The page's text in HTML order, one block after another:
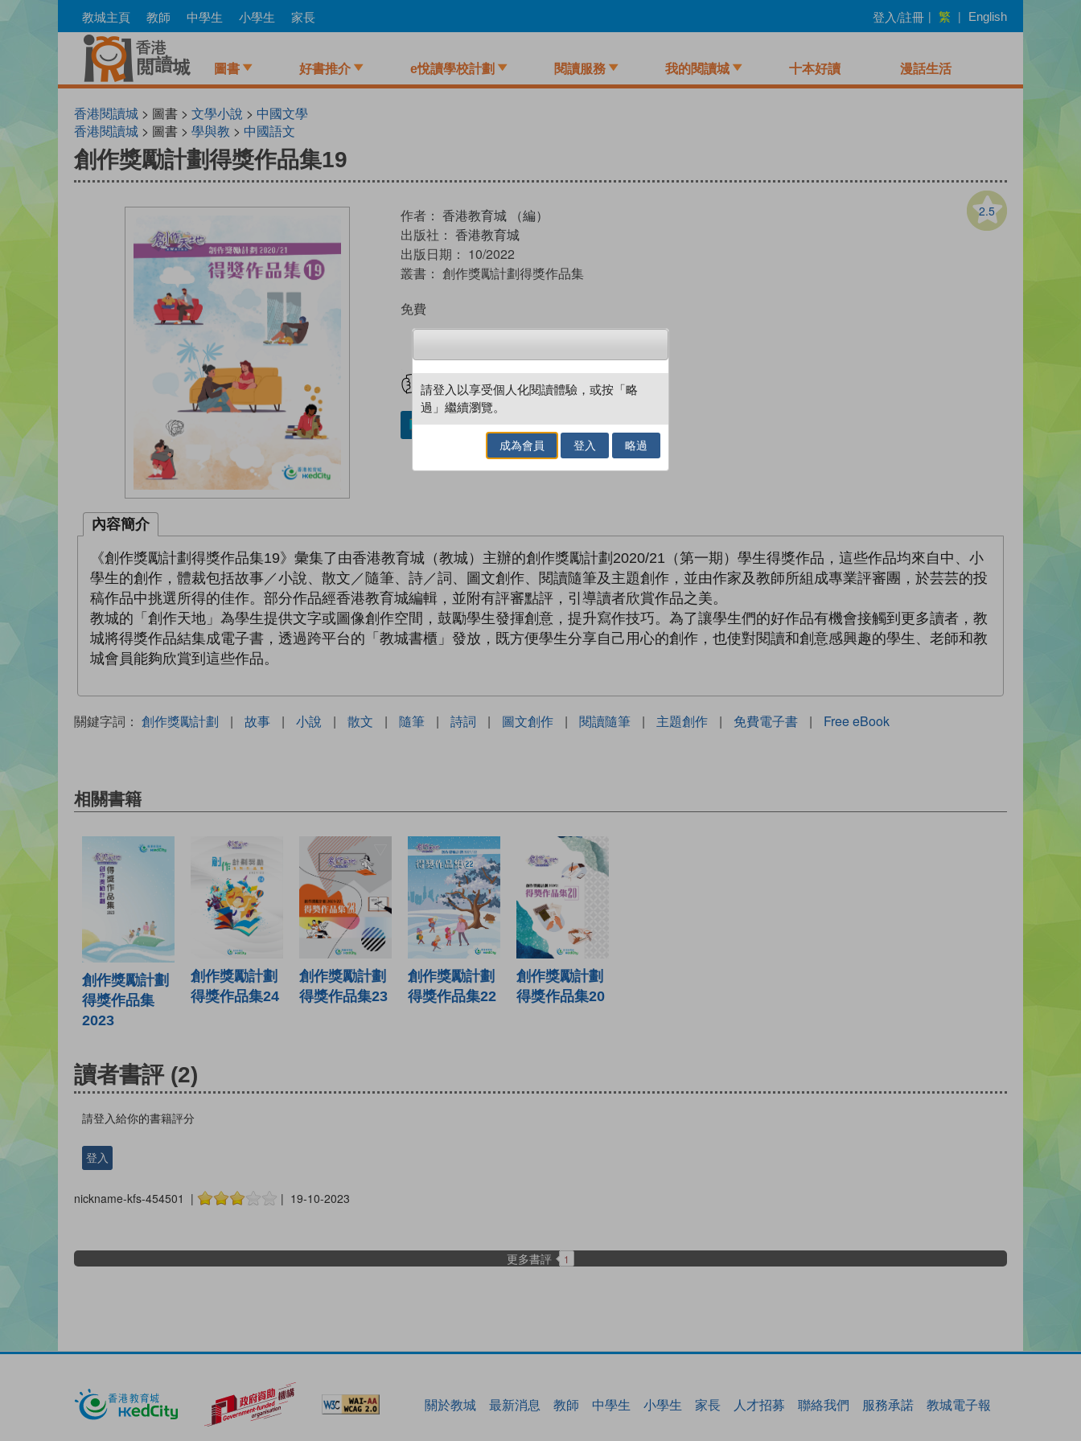
to
教城主頁 教師 中學生 小學生 家長 登入/註冊 | 繁 | English
圖書 好書推介 e悅讀學校計劃 閱讀服務 我的閱讀城 十本好讀 漫話生活
香港閱讀城 > 圖書 > 文學小說 > 中國文學
香港閱讀城 > 圖書 > 學與教 > 中國語文
創作獎勵計劃得獎作品集19
2.5
作者： 香港教育城 （編）
出版社： 香港教育城
出版日期： 10/2022
叢書： 創作獎勵計劃得獎作品集
免費
試閲 加入閱讀紀錄
加入／閱讀電子書
內容簡介
《創作獎勵計劃得獎作品集19》彙集了由香港教育城（教城）主辦的創作獎勵計劃2020/21（第一期）學生得獎作品，這些作品均來自中、小
學生的創作，體裁包括故事／小說、散文／隨筆、詩／詞、圖文創作、閱讀隨筆及主題創作，並由作家及教師所組成專業評審團，於芸芸的投
稿作品中挑選所得的佳作。部分作品經香港教育城編輯，並附有評審點評，引導讀者欣賞作品之美。
教城的「創作天地」為學生提供文字或圖像創作空間，鼓勵學生發揮創意，提升寫作技巧。為了讓學生們的好作品有機會接觸到更多讀者，教
城將得獎作品結集成電子書，透過跨平台的「教城書櫃」發放，既方便學生分享自己用心的創作，也使對閱讀和創意感興趣的學生、老師和教
城會員能夠欣賞到這些作品。
關鍵字詞： 創作獎勵計劃 | 故事 | 小說 | 散文 | 隨筆 | 詩詞 | 圖文創作 | 閱讀隨筆 | 主題創作 | 免費電子書 | Free eBook
相關書籍
創作獎勵計劃
得獎作品集
2023
創作獎勵計劃
得獎作品集24
創作獎勵計劃
得獎作品集23
創作獎勵計劃
得獎作品集22
創作獎勵計劃
得獎作品集20
讀者書評 (2)
請登入給你的書籍評分
登入
nickname-kfs-454501 | | 19-10-2023
更多書評 1
關於教城 最新消息 教師 中學生 小學生 家長 人才招募 聯絡我們 服務承諾 教城電子報
請登入以享受個人化閱讀體驗，或按「略
過」繼續瀏覽。
成為會員 登入 略過